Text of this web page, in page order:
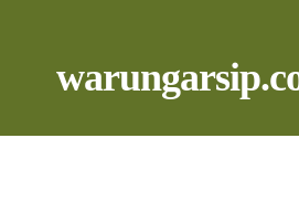
to
to
Beranda